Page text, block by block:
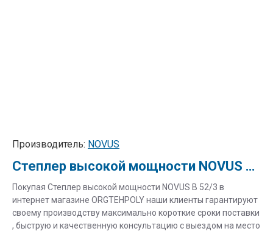
Производитель: NOVUS
Степлер высокой мощности NOVUS B 52/3
Покупая Степлер высокой мощности NOVUS B 52/3 в
интернет магазине ORGTEHPOLY наши клиенты гарантируют
своему производству максимально короткие сроки поставки
, быструю и качественную консультацию с выездом на место